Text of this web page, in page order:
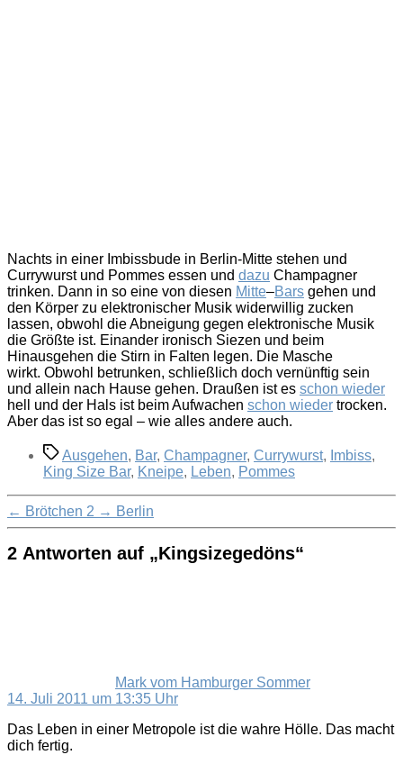
Nachts in einer Imbissbude in Berlin-Mitte stehen und
Currywurst und Pommes essen und dazu Champagner
trinken. Dann in so eine von diesen Mitte–Bars gehen und
den Körper zu elektronischer Musik widerwillig zucken
lassen, obwohl die Abneigung gegen elektronische Musik
die Größte ist. Einander ironisch Siezen und beim
Hinausgehen die Stirn in Falten legen. Die Masche
wirkt. Obwohl betrunken, schließlich doch vernünftig sein
und allein nach Hause gehen. Draußen ist es schon wieder
hell und der Hals ist beim Aufwachen schon wieder trocken.
Aber das ist so egal – wie alles andere auch.
Schlagwörter
Ausgehen, Bar, Champagner, Currywurst, Imbiss,
King Size Bar, Kneipe, Leben, Pommes
← Brötchen 2 → Berlin
2 Antworten auf „Kingsizegedöns“
Mark vom Hamburger Sommer
14. Juli 2011 um 13:35 Uhr
Das Leben in einer Metropole ist die wahre Hölle. Das macht
dich fertig.